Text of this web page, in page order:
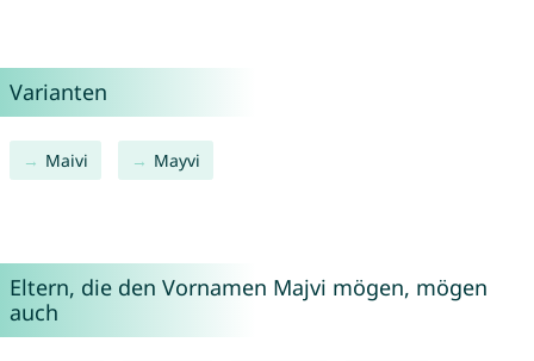
Varianten
Maivi Mayvi
Eltern, die den Vornamen Majvi mögen, mögen
auch